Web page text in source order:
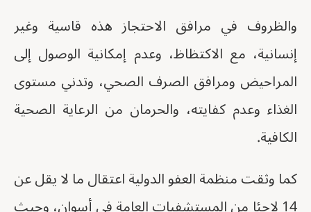
والظروف في مرافق الاحتجاز هذه قاسية وغير
إنسانية، مع الاكتظاظ، وعدم إمكانية الوصول إلى
المراحيض ومرافق الصرف الصحي، وتدني مستوى
الغذاء وعدم كفايته، والحرمان من الرعاية الصحية
الكافية.
كما وثقت منظمة العفو الدولية اعتقال ما لا يقل عن